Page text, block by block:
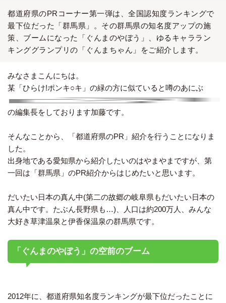
都道府県のPRコーナー第一弾は、全国認知度ランキングで
最下位だった「群馬県」。その群馬県の知名度アップの施
策、ブームになった「ぐんまのやぼう」、ゆるキャララン
キンググランプリの「ぐんまちゃん」をご紹介します。
みなさまこんにちは。
某「ひらけ!ポンキ○キ」の緑の方に似ていると噂のあにぶ
の編集長をしております加藤です。
そんなことから、「都道府県のPR」紹介を行うことになりま
した。
出身地である愛知県から紹介したいのはやまやまですが、第
一回は「群馬県」のPR紹介からはじめたいと思います。
だいたい日本の真ん中(第二の故郷の岐阜県もだいたい日本の
真ん中です。たぶん長野県も…)、人口は約200万人、みんな
大好き草津温泉と伊香保温泉の群馬県です。
「ぐんまのやぼう」の空前のブーム
2012年に、都道府県知名度ランキングが最下位だったことに